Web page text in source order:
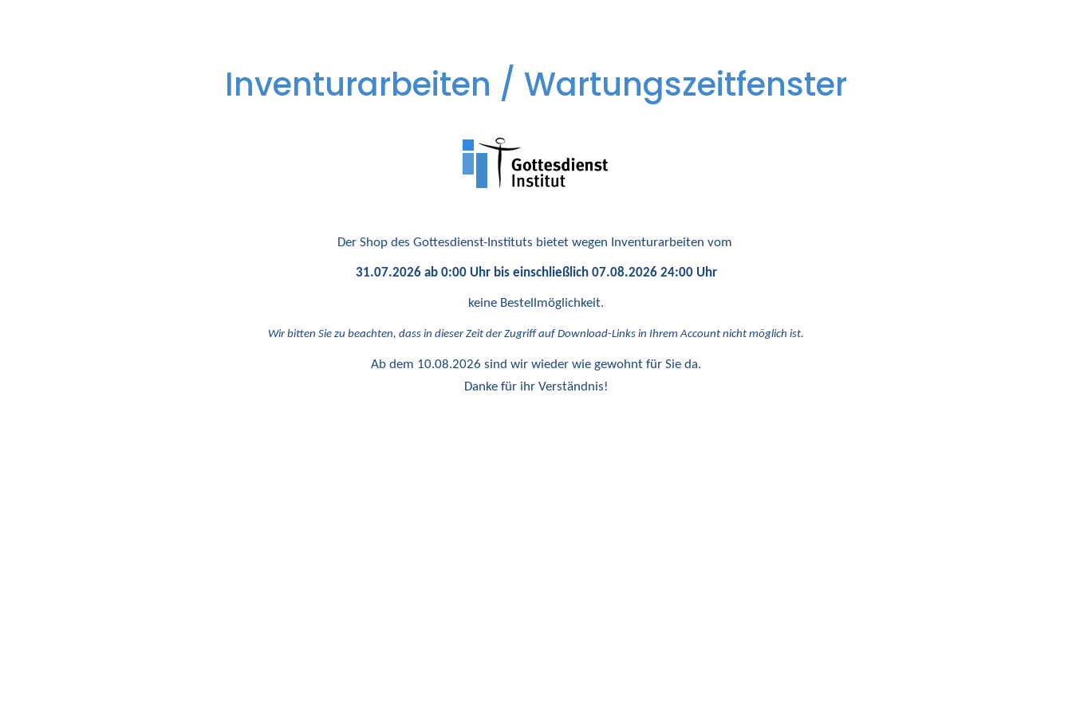
Inventurarbeiten / Wartungszeitfenster
Der Shop des Gottesdienst-Instituts bietet wegen Inventurarbeiten vom
31.07.2026 ab 0:00 Uhr bis einschließlich 07.08.2026 24:00 Uhr
keine Bestellmöglichkeit.
Wir bitten Sie zu beachten, dass in dieser Zeit der Zugriff auf Download-Links in Ihrem Account nicht möglich ist.
Ab dem 10.08.2026 sind wir wieder wie gewohnt für Sie da.
Danke für ihr Verständnis!